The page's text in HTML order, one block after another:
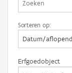
Sorteren op:
Erfgoedobject